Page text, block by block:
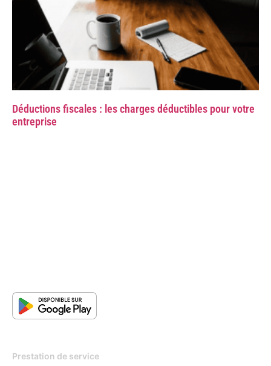
Déductions fiscales : les charges déductibles pour votre
entreprise
Prestation de service